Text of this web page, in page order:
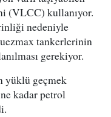
(VLCC) kullanıyor.
nedeniyle
tankerlerinin
gerekiyor.
yüklü geçmek
kadar petrol